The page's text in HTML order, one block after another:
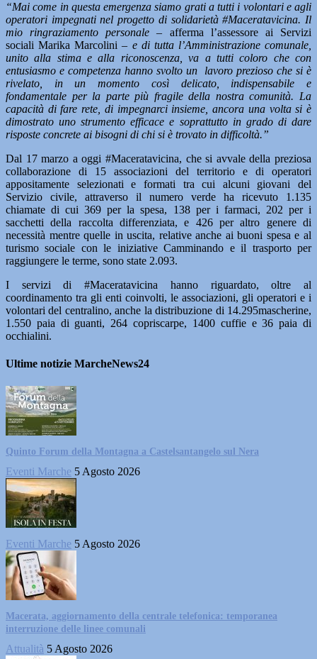
“Mai come in questa emergenza siamo grati a tutti i volontari e agli
operatori impegnati nel progetto di solidarietà #Maceratavicina. Il
mio ringraziamento personale – afferma l’assessore ai Servizi
sociali Marika Marcolini– e di tutta l’Amministrazione comunale,
unito alla stima e alla riconoscenza, va a tutti coloro che con
entusiasmo e competenza hanno svolto un lavoro prezioso che si è
rivelato, in un momento così delicato, indispensabile e
fondamentale per la parte più fragile della nostra comunità. La
capacità di fare rete, di impegnarci insieme, ancora una volta si è
dimostrato uno strumento efficace e soprattutto in grado di dare
risposte concrete ai bisogni di chi si è trovato in difficoltà.”
Dal 17 marzo a oggi #Maceratavicina, che si avvale della preziosa
collaborazione di 15 associazioni del territorio e di operatori
appositamente selezionati e formati tra cui alcuni giovani del
Servizio civile, attraverso il numero verde ha ricevuto 1.135
chiamate di cui 369 per la spesa, 138 per i farmaci, 202 per i
sacchetti della raccolta differenziata, e 426 per altro genere di
necessità mentre quelle in uscita, relative anche ai buoni spesa e al
turismo sociale con le iniziative Camminando e il trasporto per
raggiungere le terme, sono state 2.093.
I servizi di #Maceratavicina hanno riguardato, oltre al
coordinamento tra gli enti coinvolti, le associazioni, gli operatori e i
volontari del centralino, anche la distribuzione di 14.295mascherine,
1.550 paia di guanti, 264 copriscarpe, 1400 cuffie e 36 paia di
occhialini.
Ultime notizie MarcheNews24
Quinto Forum della Montagna a Castelsantangelo sul Nera
Eventi Marche 5 Agosto 2026
Eventi Marche 5 Agosto 2026
Macerata, aggiornamento della centrale telefonica: temporanea
interruzione delle linee comunali
Attualità 5 Agosto 2026